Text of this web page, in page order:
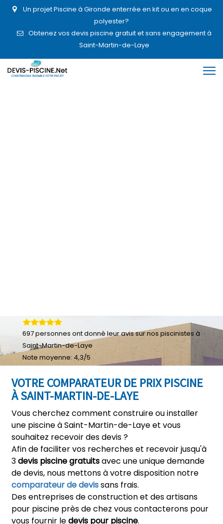
Un projet Piscine à Gironde enterrée en kit ou en en coque
polyester?
Obtenez vos devis piscine gratuit et sans engagement à
Saint-Martin-de-Laye
VOTRE COMPARATEUR DE PRIX PISCINE
À SAINT-MARTIN-DE-LAYE
Vous cherchez comment construire ou installer
une piscine à Saint-Martin-de-Laye et vous
souhaitez recevoir des devis ?
Afin de faciliter vos recherches et recevoir jusqu'à
3devis piscine gratuitsavec une unique demande
de devis, nous mettons à votre disposition notre
comparateur de devissans frais.
Des entreprises de construction et des artisans
pour piscine près de chez vous contacterons pour
vous fournir ledevis pour piscine.
697personnes ont donné leuravis sur nos piscinistes à
Saint-Martin-de-Laye
Note moyenne: 4,3/5